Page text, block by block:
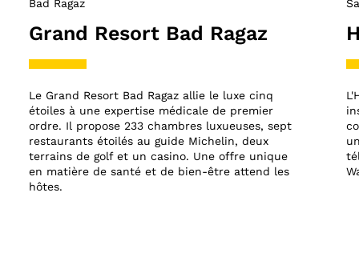
Bad Ragaz
Grand Resort Bad Ragaz
Le Grand Resort Bad Ragaz allie le luxe cinq
étoiles à une expertise médicale de premier
ordre. Il propose 233 chambres luxueuses, sept
restaurants étoilés au guide Michelin, deux
terrains de golf et un casino. Une offre unique
en matière de santé et de bien-être attend les
hôtes.